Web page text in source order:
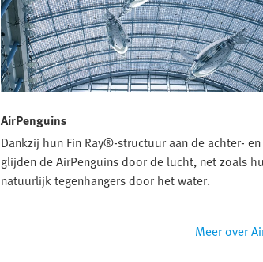
AirPenguins
Dankzij hun Fin Ray®-structuur aan de achter-
glijden de AirPenguins door de lucht, net zoals
natuurlijk tegenhangers door het water.
Meer over